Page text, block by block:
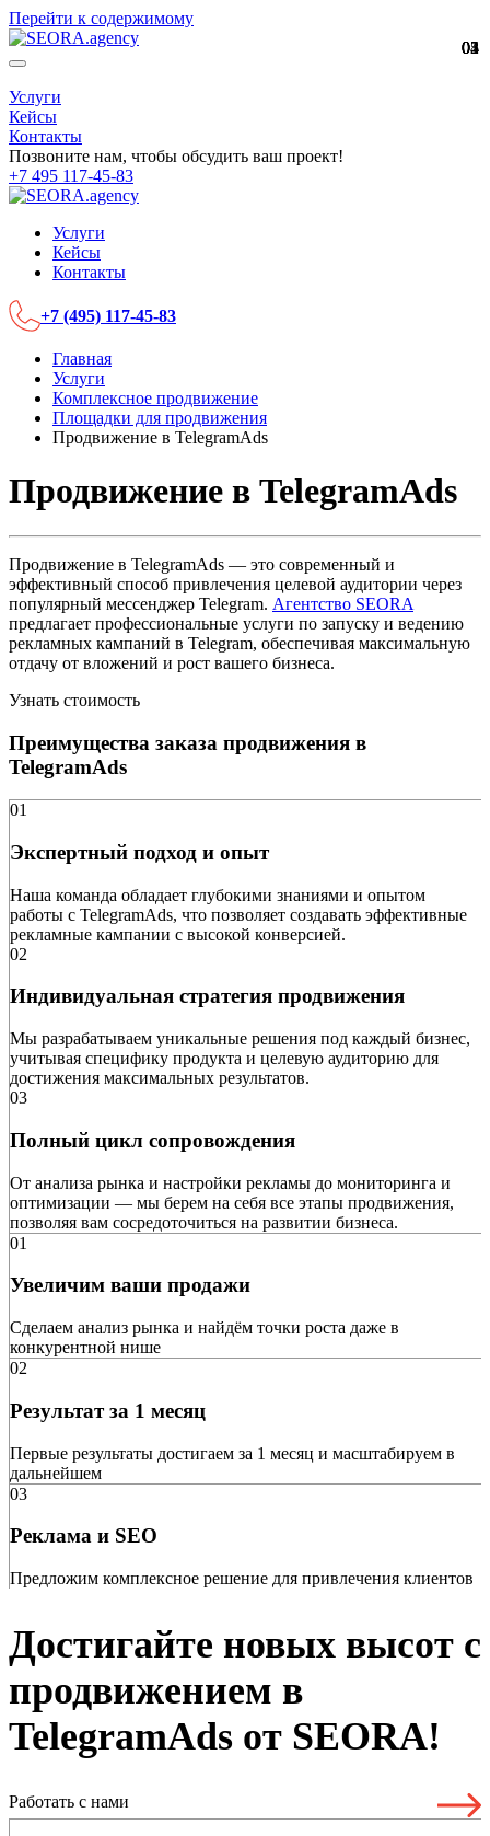
Перейти к содержимому
Услуги
Кейсы
Контакты
Позвоните нам, чтобы обсудить ваш проект!
+7 495 117-45-83
Услуги
Кейсы
Контакты
+7 (495) 117-45-83
Главная
Услуги
Комплексное продвижение
Площадки для продвижения
Продвижение в TelegramAds
Продвижение в TelegramAds
Продвижение в TelegramAds — это современный и
эффективный способ привлечения целевой аудитории через
популярный мессенджер Telegram. Агентство SEORA
предлагает профессиональные услуги по запуску и ведению
рекламных кампаний в Telegram, обеспечивая максимальную
отдачу от вложений и рост вашего бизнеса.
Узнать стоимость
Преимущества заказа продвижения в
TelegramAds
01
Экспертный подход и опыт
Наша команда обладает глубокими знаниями и опытом
работы с TelegramAds, что позволяет создавать эффективные
рекламные кампании с высокой конверсией.
02
Индивидуальная стратегия продвижения
Мы разрабатываем уникальные решения под каждый бизнес,
учитывая специфику продукта и целевую аудиторию для
достижения максимальных результатов.
03
Полный цикл сопровождения
От анализа рынка и настройки рекламы до мониторинга и
оптимизации — мы берем на себя все этапы продвижения,
позволяя вам сосредоточиться на развитии бизнеса.
01
Увеличим ваши продажи
Сделаем анализ рынка и найдём точки роста даже в
конкурентной нише
02
Результат за 1 месяц
Первые результаты достигаем за 1 месяц и масштабируем в
дальнейшем
03
Реклама и SEO
Предложим комплексное решение для привлечения клиентов
Достигайте новых высот с
продвижением в
TelegramAds от SEORA!
Работать с нами
01
02
03
04
05